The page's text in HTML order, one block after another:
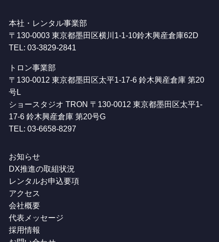
本社・レンタル事業部
〒130-0003 東京都墨田区横川1-1-10鈴木興産倉庫62D
TEL: 03-3829-2841
トロン事業部
〒130-0012 東京都墨田区太平1-17-6 鈴木興産倉庫 第20
号L
ショースタジオ TRON 〒130-0012 東京都墨田区太平1-
17-6 鈴木興産倉庫 第20号G
TEL: 03-6658-8297
お知らせ
DX推進の取組状況
レンタルお申込要項
アクセス
会社概要
代表メッセージ
採用情報